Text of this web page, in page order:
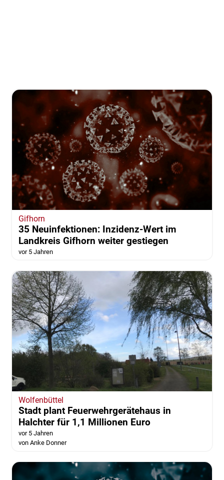
Gifhorn
35 Neuinfektionen: Inzidenz-Wert im
Landkreis Gifhorn weiter gestiegen
vor 5 Jahren
Wolfenbüttel
Stadt plant Feuerwehrgerätehaus in
Halchter für 1,1 Millionen Euro
vor 5 Jahren
von Anke Donner